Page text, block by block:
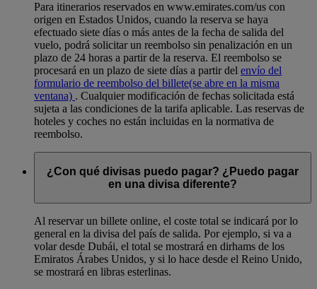
Para itinerarios reservados en www.emirates.com/us con
origen en Estados Unidos, cuando la reserva se haya
efectuado siete días o más antes de la fecha de salida del
vuelo, podrá solicitar un reembolso sin penalización en un
plazo de 24 horas a partir de la reserva. El reembolso se
procesará en un plazo de siete días a partir del envío del
formulario de reembolso del billete(se abre en la misma
ventana) . Cualquier modificación de fechas solicitada está
sujeta a las condiciones de la tarifa aplicable. Las reservas de
hoteles y coches no están incluidas en la normativa de
reembolso.
¿Con qué divisas puedo pagar? ¿Puedo pagar
en una divisa diferente?
Al reservar un billete online, el coste total se indicará por lo
general en la divisa del país de salida. Por ejemplo, si va a
volar desde Dubái, el total se mostrará en dirhams de los
Emiratos Árabes Unidos, y si lo hace desde el Reino Unido,
se mostrará en libras esterlinas.